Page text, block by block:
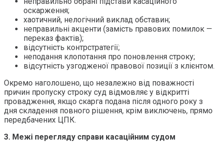
оскарження;
хаотичний, нелогічний виклад обставин;
неправильні акценти (замість правових помилок —
переказ фактів);
відсутність контрстратегії;
неподання клопотання про поновлення строку;
відсутність узгодженої правової позиції з клієнтом.
Окремо наголошено, що незалежно від поважності
причин пропуску строку суд відмовляє у відкритті
провадження, якщо скарга подана після одного року з
дня складення повного рішення, крім виключень, прямо
передбачених ЦПК.
3. Межі перегляду справи касаційним судом